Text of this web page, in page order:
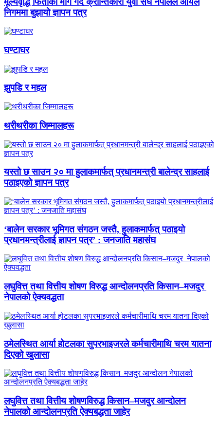
निगममा बुझायो ज्ञापन पत्र
घण्टाघर
झुपडि र महल
थरीथरीका जिम्मालहरू
यस्तो छ साउन २० मा हुलाकमार्फत् प्रधानमन्त्री बालेन्द्र साहलाई
पठाइएको ज्ञापन पत्र
‘बालेन सरकार भूमिगत संगठन जस्तै, हुलाकमार्फत् पठाइयो
प्रधानमन्त्रीलाई ज्ञापन पत्र’ : जनजाति महासंघ
लघुवित्त तथा वित्तीय शोषण विरुद्ध आन्दोलनप्रति किसान–मजदुर
नेपालको ऐक्यवद्धता
ठमेलस्थित आर्या होटलका सुपरभाइजरले कर्मचारीमाथि चरम यातना
दिएको खुलासा
लघुवित्त तथा वित्तीय शोषणविरुद्ध किसान–मजदुर आन्दोलन
नेपालको आन्दोलनप्रति ऐक्यबद्धता जाहेर